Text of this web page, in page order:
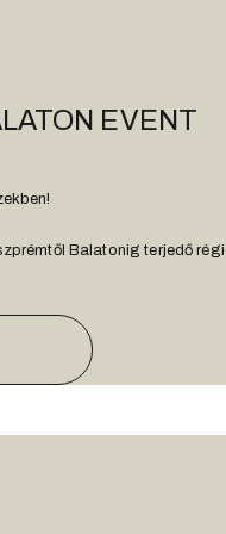
EVENT
Balatonig terjedő